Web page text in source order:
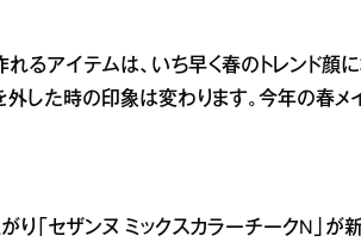
るアイテムは、いち早く春のトレンド顔
した時の印象は変わります。今年の春メ
り「セザンヌ ミックスカラーチークN」